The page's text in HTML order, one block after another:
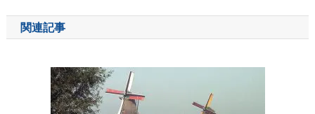
ナ
ビ
関連記事